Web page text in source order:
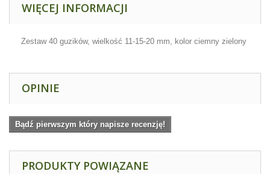
WIĘCEJ INFORMACJI
Zestaw 40 guzików, wielkość 11-15-20 mm, kolor ciemny zielony
OPINIE
Bądź pierwszym który napisze recenzję!
PRODUKTY POWIĄZANE